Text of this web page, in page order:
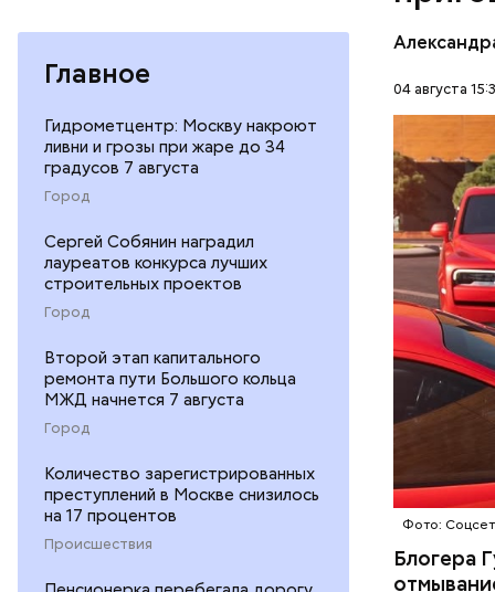
Главное
Гидрометцентр: Москву накроют
ливни и грозы при жаре до 34
градусов 7 августа
Город
Сергей Собянин наградил
лауреатов конкурса лучших
строительных проектов
Город
Второй этап капитального
ремонта пути Большого кольца
МЖД начнется 7 августа
Город
Количество зарегистрированных
преступлений в Москве снизилось
на 17 процентов
Происшествия
04 августа
Фото:
Блогера
В мае
Гусейна
неуплате
размере.
НАЛОГИ
ГАСАН
скрытую
матери и
пищу ела